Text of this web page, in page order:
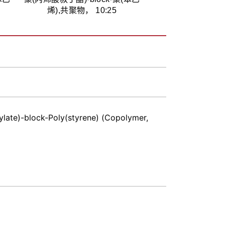
烯),共聚物， 10:25
block-Poly(styrene) (Copolymer,